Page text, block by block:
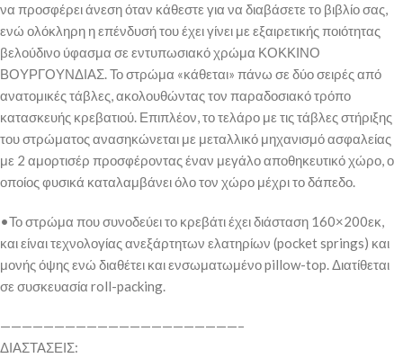
να προσφέρει άνεση όταν κάθεστε για να διαβάσετε το βιβλίο σας,
ενώ ολόκληρη η επένδυσή του έχει γίνει με εξαιρετικής ποιότητας
βελούδινο ύφασμα σε εντυπωσιακό χρώμα ΚΟΚΚΙΝΟ
ΒΟΥΡΓΟΥΝΔΙΑΣ. Το στρώμα «κάθεται» πάνω σε δύο σειρές από
ανατομικές τάβλες, ακολουθώντας τον παραδοσιακό τρόπο
κατασκευής κρεβατιού. Επιπλέον, το τελάρο με τις τάβλες στήριξης
του στρώματος ανασηκώνεται με μεταλλικό μηχανισμό ασφαλείας
με 2 αμορτισέρ προσφέροντας έναν μεγάλο αποθηκευτικό χώρο, ο
οποίος φυσικά καταλαμβάνει όλο τον χώρο μέχρι το δάπεδο.
•Το στρώμα που συνοδεύει το κρεβάτι έχει διάσταση 160×200εκ,
και είναι τεχνολογίας ανεξάρτητων ελατηρίων (pocket springs) και
μονής όψης ενώ διαθέτει και ενσωματωμένο pillow-top. Διατίθεται
σε συσκευασία roll-packing.
——————————————————————–
ΔΙΑΣΤΑΣΕΙΣ: